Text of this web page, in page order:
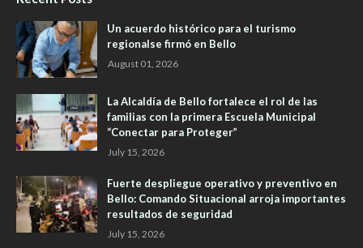
Un acuerdo histórico para el turismo
regionalse firmó en Bello
August 01, 2026
La Alcaldía de Bello fortalece el rol de las
familias con la primera Escuela Municipal
“Conectar para Proteger”
July 15, 2026
Fuerte despliegue operativo y preventivo en
Bello: Comando Situacional arroja importantes
resultados de seguridad
July 15, 2026